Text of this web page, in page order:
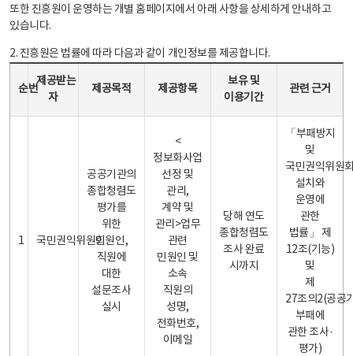
또한 진흥원이 운영하는 개별 홈페이지에서 아래 사항을 상세하게 안내하고
있습니다.
2. 진흥원은 법률에 따라 다음과 같이 개인정보를 제공합니다.
순번
제공받는
자
제공목적 제공항목
보유 및
이용기간
관련 근거
1 국민권익위원회
공공기관의
종합청렴도
평가를
위한
민원인,
직원에
대한
설문조사
실시
<
정보화사업
선정 및
관리,
계약 및
관리>업무
관련
민원인 및
소속
직원의
성명,
전화번호,
이메일
당해 연도
종합청렴도
조사 완료
시까지
「부패방지
및
국민권익위원
설치와
운영에
관한
법률」 제
12조(기능)
및
제
27조의2(공공
부패에
관한 조사·
평가)